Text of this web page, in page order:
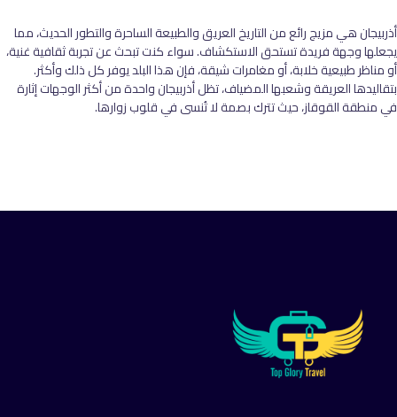
أذربيجان هي مزيج رائع من التاريخ العريق والطبيعة الساحرة والتطور الحديث، مما
يجعلها وجهة فريدة تستحق الاستكشاف. سواء كنت تبحث عن تجربة ثقافية غنية،
أو مناظر طبيعية خلابة، أو مغامرات شيقة، فإن هذا البلد يوفر كل ذلك وأكثر.
بتقاليدها العريقة وشعبها المضياف، تظل أذربيجان واحدة من أكثر الوجهات إثارة
في منطقة القوقاز، حيث تترك بصمة لا تُنسى في قلوب زوارها.